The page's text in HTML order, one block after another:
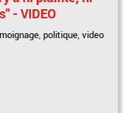
- VIDEO
, politique,video